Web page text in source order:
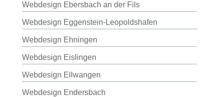
Webdesign Ebersbach an der Fils
Webdesign Eggenstein-Leopoldshafen
Webdesign Ehningen
Webdesign Eislingen
Webdesign Ellwangen
Webdesign Endersbach